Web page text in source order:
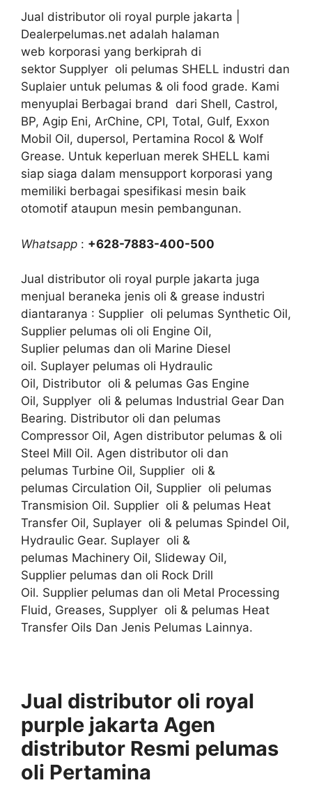
Jual distributor oli royal purple jakarta |
Dealerpelumas.net adalah halaman
web korporasi yang berkiprah di
sektor Supplyer oli pelumas SHELL industri dan
Suplaier untuk pelumas & oli food grade. Kami
menyuplai Berbagai brand dari Shell, Castrol,
BP, Agip Eni, ArChine, CPI, Total, Gulf, Exxon
Mobil Oil, dupersol, Pertamina Rocol & Wolf
Grease. Untuk keperluan merek SHELL kami
siap siaga dalam mensupport korporasi yang
memiliki berbagai spesifikasi mesin baik
otomotif ataupun mesin pembangunan.
Whatsapp : +628-7883-400-500
Jual distributor oli royal purple jakarta juga
menjual beraneka jenis oli & grease industri
diantaranya : Supplier oli pelumas Synthetic Oil,
Supplier pelumas oli oli Engine Oil,
Suplier pelumas dan oli Marine Diesel
oil. Suplayer pelumas oli Hydraulic
Oil, Distributor oli & pelumas Gas Engine
Oil, Supplyer oli & pelumas Industrial Gear Dan
Bearing. Distributor oli dan pelumas
Compressor Oil, Agen distributor pelumas & oli
Steel Mill Oil. Agen distributor oli dan
pelumas Turbine Oil, Supplier oli &
pelumas Circulation Oil, Supplier oli pelumas
Transmision Oil. Supplier oli & pelumas Heat
Transfer Oil, Suplayer oli & pelumas Spindel Oil,
Hydraulic Gear. Suplayer oli &
pelumas Machinery Oil, Slideway Oil,
Supplier pelumas dan oli Rock Drill
Oil. Supplier pelumas dan oli Metal Processing
Fluid, Greases, Supplyer oli & pelumas Heat
Transfer Oils Dan Jenis Pelumas Lainnya.
Jual distributor oli royal
purple jakarta Agen
distributor Resmi pelumas
oli Pertamina